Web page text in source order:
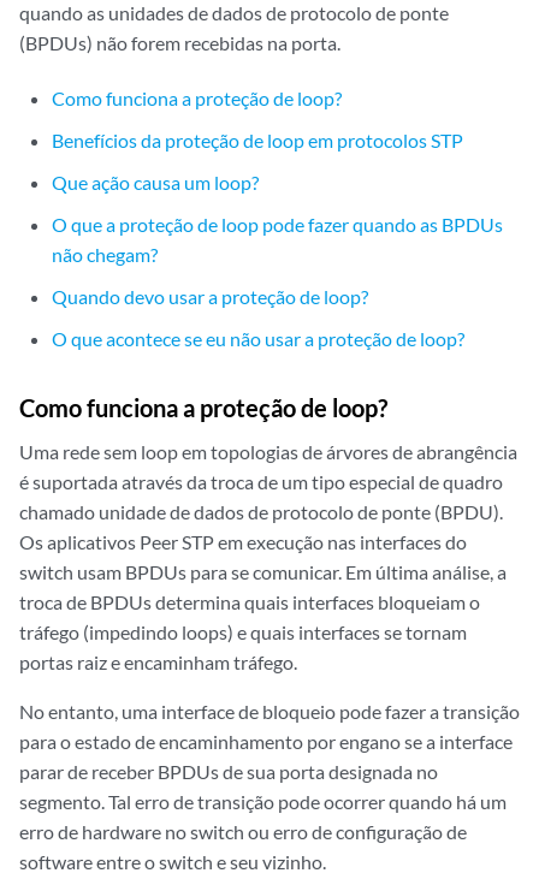
quando as unidades de dados de protocolo de ponte
(BPDUs) não forem recebidas na porta.
Como funciona a proteção de loop?
Benefícios da proteção de loop em protocolos STP
Que ação causa um loop?
O que a proteção de loop pode fazer quando as BPDUs
não chegam?
Quando devo usar a proteção de loop?
O que acontece se eu não usar a proteção de loop?
Como funciona a proteção de loop?
Uma rede sem loop em topologias de árvores de abrangência
é suportada através da troca de um tipo especial de quadro
chamado unidade de dados de protocolo de ponte (BPDU).
Os aplicativos Peer STP em execução nas interfaces do
switch usam BPDUs para se comunicar. Em última análise, a
troca de BPDUs determina quais interfaces bloqueiam o
tráfego (impedindo loops) e quais interfaces se tornam
portas raiz e encaminham tráfego.
No entanto, uma interface de bloqueio pode fazer a transição
para o estado de encaminhamento por engano se a interface
parar de receber BPDUs de sua porta designada no
segmento. Tal erro de transição pode ocorrer quando há um
erro de hardware no switch ou erro de configuração de
software entre o switch e seu vizinho.